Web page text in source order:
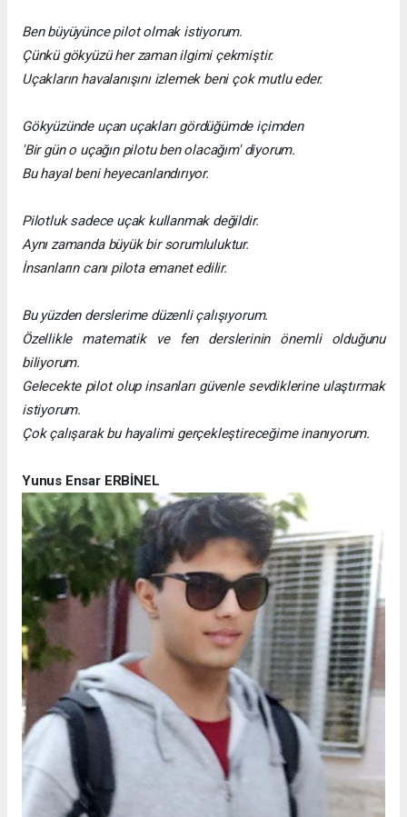
Ben büyüyünce pilot olmak istiyorum.
Çünkü gökyüzü her zaman ilgimi çekmiştir.
Uçakların havalanışını izlemek beni çok mutlu eder.
Gökyüzünde uçan uçakları gördüğümde içimden
'Bir gün o uçağın pilotu ben olacağım' diyorum.
Bu hayal beni heyecanlandırıyor.
Pilotluk sadece uçak kullanmak değildir.
Aynı zamanda büyük bir sorumluluktur.
İnsanların canı pilota emanet edilir.
Bu yüzden derslerime düzenli çalışıyorum.
Özellikle matematik ve fen derslerinin önemli olduğunu
biliyorum.
Gelecekte pilot olup insanları güvenle sevdiklerine ulaştırmak
istiyorum.
Çok çalışarak bu hayalimi gerçekleştireceğime inanıyorum.
Yunus Ensar ERBİNEL